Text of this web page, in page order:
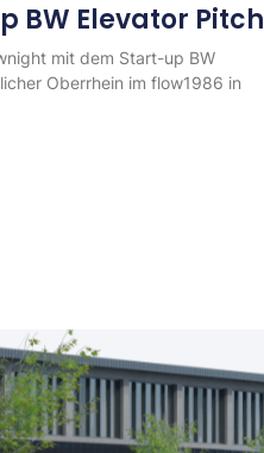
BW Elevator Pitch
mit dem Start-up BW
Oberrhein im flow1986 in